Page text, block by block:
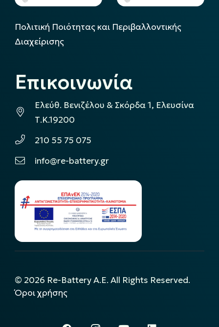
Πολιτική Ποιότητας και Περιβαλλοντικής
Διαχείρισης
Επικοινωνία
Ελεύθ. Βενιζέλου & Σκόρδα 1, Ελευσίνα
Τ.Κ.19200
210 55 75 075
info@re-battery.gr
© 2026 Re-Battery A.E. All Rights Reserved.
Όροι χρήσης